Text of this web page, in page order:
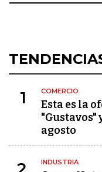
1 COMERCIO
Esta es la
"Gustavos"
agosto
INDUSTRIA